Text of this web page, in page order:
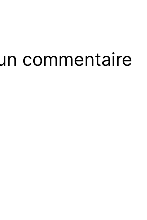
commentaire